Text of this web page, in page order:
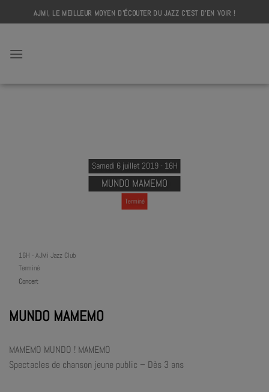
to
AJMI, LE MEILLEUR MOYEN D'ÉCOUTER DU JAZZ C'EST D'EN VOIR !
Samedi 6 juillet 2019 - 16H
MUNDO MAMEMO
Terminé
16H - AJMi Jazz Club
Terminé
Concert
MUNDO MAMEMO
MAMEMO MUNDO ! MAMEMO
Spectacles de chanson jeune public – Dès 3 ans